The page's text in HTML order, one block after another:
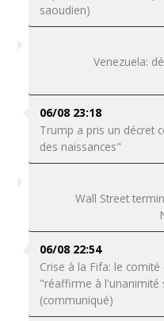
saoudien)
Venezuela:
06/08 23:18
Trump a pris un décret
des naissances"
Wall Street
06/08 22:54
Crise à la Fifa: le
"réaffirme à
(communiqué)